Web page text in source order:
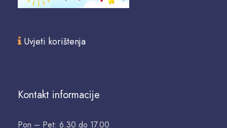
Uvjeti korištenja
Kontakt informacije
Pon – Pet: 6.30 do 17.00